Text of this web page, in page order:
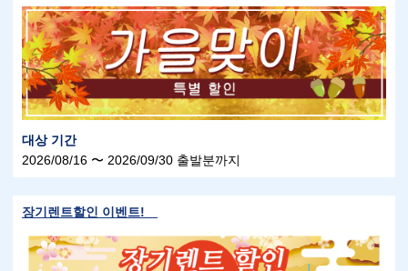
대상 기간
2026/08/16 〜 2026/09/30 출발분까지
장기렌트할인 이벤트!